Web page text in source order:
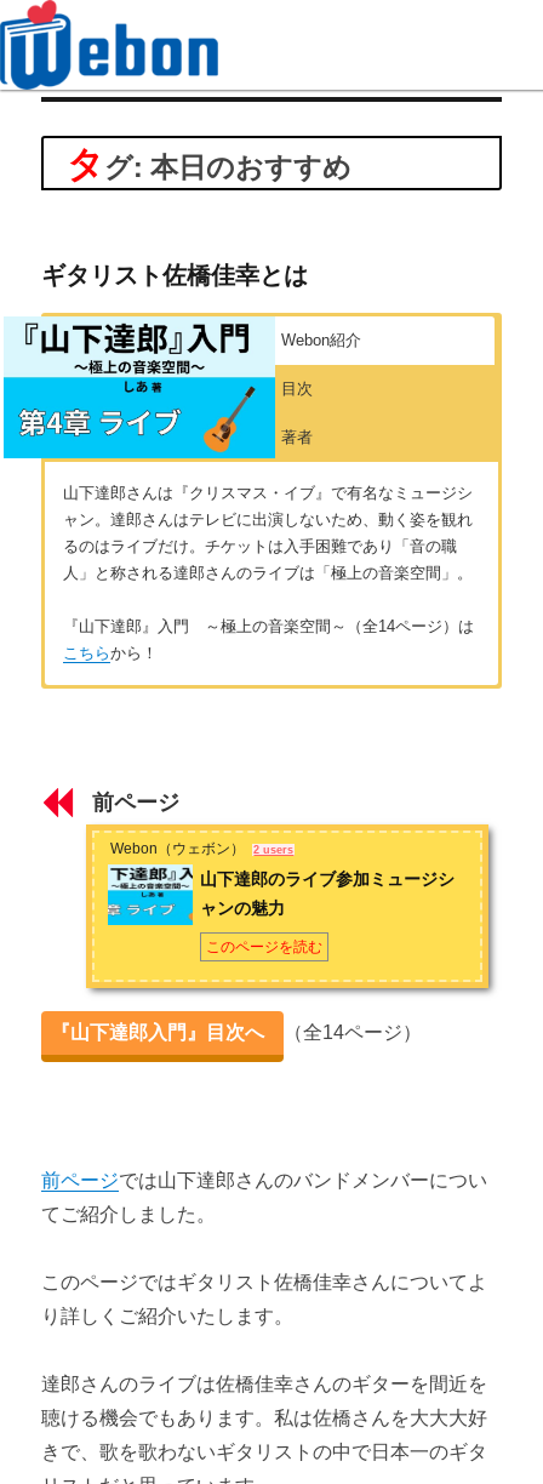
タ グ: 本日のおすすめ
ギタリスト佐橋佳幸とは
Webon紹介
目次
著者
山下達郎さんは『クリスマス・イブ』で有名なミュージシ
ャン。達郎さんはテレビに出演しないため、動く姿を観れ
るのはライブだけ。チケットは入手困難であり「音の職
人」と称される達郎さんのライブは「極上の音楽空間」。
『山下達郎』入門 ～極上の音楽空間～（全14ページ）は
こちらから！
第1章 歴史
山下達郎の歴史① 【デビュー～1980年代前半】
山下達郎の歴史② 【1980年代後半から現在】
第2章 人柄
山下達郎がテレビに出ない理由
山下達郎おすすめの名曲① 【定番編】
山下達郎おすすめの名曲③ 【鈴木雅之への提供曲編】
第4章 山下達郎のライブ
で行ったライブは数百本。全部チケットの半券をとっているの
でとても大切な想い出です。音楽はとても生活を豊かにしてく
れるもの。私の好きなアーティストの魅力を知っていただけれ
ば、と思います。
お問い合わせは から
前ページ
Webon（ウェボン） 2 users
山下達郎のライブ参加ミュージシ
ャンの魅力
このページを読む
『山下達郎入門』目次へ （全14ページ）
前ページでは山下達郎さんのバンドメンバーについ
てご紹介しました。
このページではギタリスト佐橋佳幸さんについてよ
り詳しくご紹介いたします。
達郎さんのライブは佐橋佳幸さんのギターを間近を
聴ける機会でもあります。私は佐橋さんを大大大好
きで、歌を歌わないギタリストの中で日本一のギタ